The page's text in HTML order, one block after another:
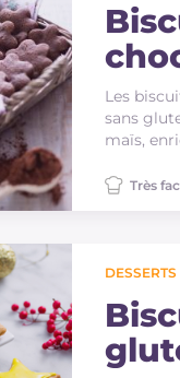
Les
sans
maïs,
Très
DESSERTS